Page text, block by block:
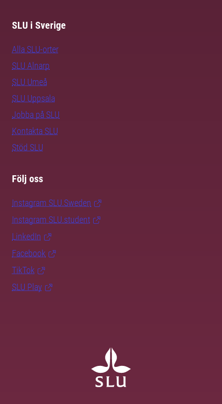
SLU i Sverige
Alla SLU-orter
SLU Alnarp
SLU Umeå
SLU Uppsala
Jobba på SLU
Kontakta SLU
Stöd SLU
Följ oss
Instagram SLU.Sweden
Instagram SLU.student
LinkedIn
Facebook
TikTok
SLU Play